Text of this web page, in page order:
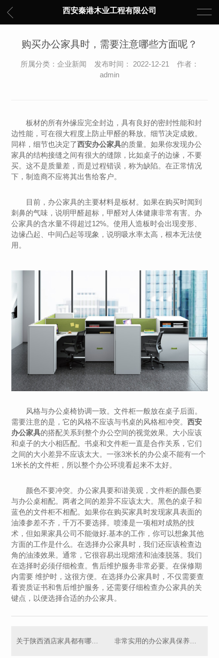
西安秦港木业工程有限公司
购买办公家具时，需要注意哪些方面呢？
所属分类：企业新闻 发布时间： 2022-12-21 作者：
admin
板材的所有外缘应完全封边，具有良好的密封性能和封
边性能，可在很大程度上防止甲醛的释放。细节决定成败。
同样，细节也决定了西安办公家具的质量。如果你发现办公
家具的结构接缝之间有很大的缝隙，比如桌子的边缘，不要
买。这不是质量差，而是过程错误，称为缺陷。在正常情况
下，制造商不应将其出售给客户。
目前，办公家具的主要材料是板材。如果在购买时闻到
刺鼻的气味，说明甲醛超标，甲醛对人体健康非常有害。办
公家具的含水量不得超过12%。使用人造板时会出现变形、
边缘凸起、中间凸起等现象，说明吸水率太高，根本无法使
用。
风格与办公桌椅协调一致。文件柜一般放在桌子后面。
需要注意的是，它的风格不应该与书桌的风格相冲突。西安
办公家具的搭配关系到整个办公空间的视觉效果。大小应该
和桌子的大小相匹配。书桌和文件柜一直是合作关系，它们
之间的大小差异不应该太大。一张3米长的办公桌不能有一个
1米长的文件柜，所以整个办公环境看起来不太好。
颜色不要冲突。办公家具要和谐美观，文件柜的颜色要
与办公桌相配。两者之间的差异不应该太大。黑色的桌子和
蓝色的文件柜不相配。如果你在购买家具时发现家具表面的
油漆参差不齐，千万不要选择。喷漆是一项相对成熟的技
术，但如果家具公司不能做好.基本的工作，你可以想象其他
方面的工作是什么。在选择办公家具时，我们还应该检查边
角的油漆效果。通常，它很容易出现熔渣和油漆脱落。我们
在选择时必须仔细检查。售后维护服务非常必要。在保修期
内需要 维护时，这很方便。在选择办公家具时，不仅需要查
看资质证书和售后维护服务，还需要仔细检查办公家具的关
键点，以便选择合适的办公家具。
关于陕西酒店家具都有哪些？ 非常实用的办公家具保养方法 一起看看吧